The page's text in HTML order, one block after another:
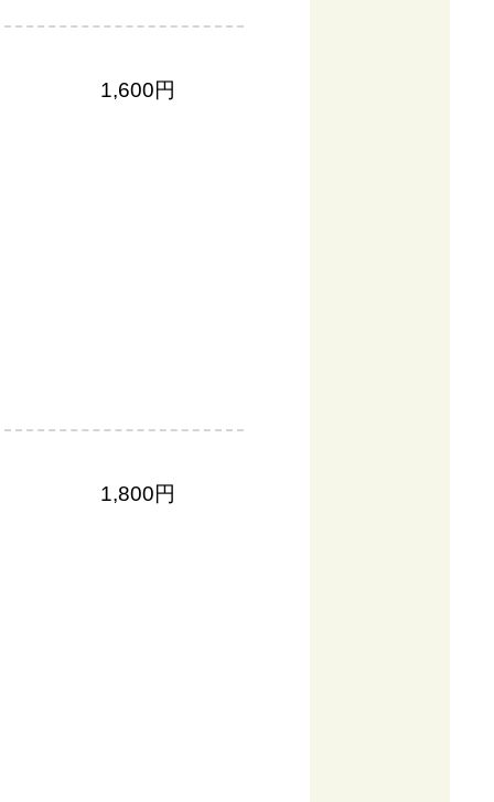
1,600円
1,800円